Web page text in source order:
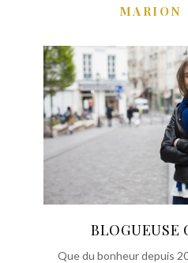
MARION
BLOGUEUSE
Que du bonheur depuis